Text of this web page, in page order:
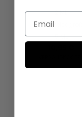
2 ML
10 ML Reisegröße
5 ML
AUF LAGER
Email